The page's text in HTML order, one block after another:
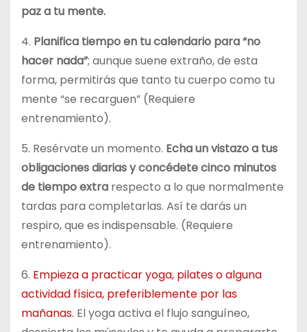
paz a tu mente.
4. Planifica tiempo en tu calendario para “no
hacer nada”; aunque suene extraño, de esta
forma, permitirás que tanto tu cuerpo como tu
mente “se recarguen” (Requiere
entrenamiento).
5. Resérvate un momento. Echa un vistazo a tus
obligaciones diarias y concédete cinco minutos
de tiempo extra respecto a lo que normalmente
tardas para completarlas. Así te darás un
respiro, que es indispensable. (Requiere
entrenamiento).
6. Empieza a practicar yoga, pilates o alguna
actividad física, preferiblemente por las
mañanas. El yoga activa el flujo sanguíneo,